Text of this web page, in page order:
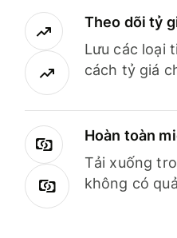
Theo dõi tỷ
Lưu các loại
cách tỷ giá
Hoàn toàn
Tải xuống
không có